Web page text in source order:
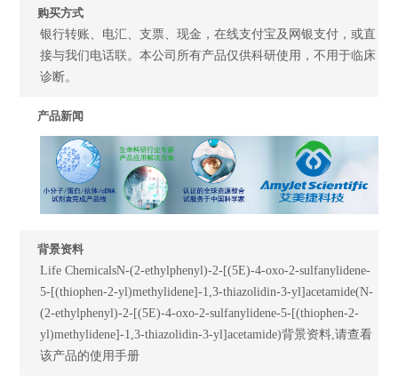
购买方式
银行转账、电汇、支票、现金，在线支付宝及网银支付，或直
接与我们电话联。本公司所有产品仅供科研使用，不用于临床
诊断。
产品新闻
背景资料
Life ChemicalsN-(2-ethylphenyl)-2-[(5E)-4-oxo-2-sulfanylidene-
5-[(thiophen-2-yl)methylidene]-1,3-thiazolidin-3-yl]acetamide(N-
(2-ethylphenyl)-2-[(5E)-4-oxo-2-sulfanylidene-5-[(thiophen-2-
yl)methylidene]-1,3-thiazolidin-3-yl]acetamide)背景资料,请查看
该产品的使用手册